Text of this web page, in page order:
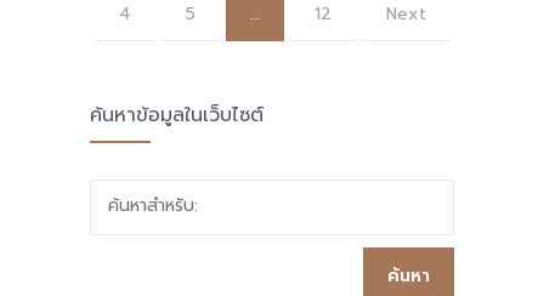
4 5 … 12 Next
ค้นหาข้อมูลในเว็บไซต์
ค้นหาสำหรับ: